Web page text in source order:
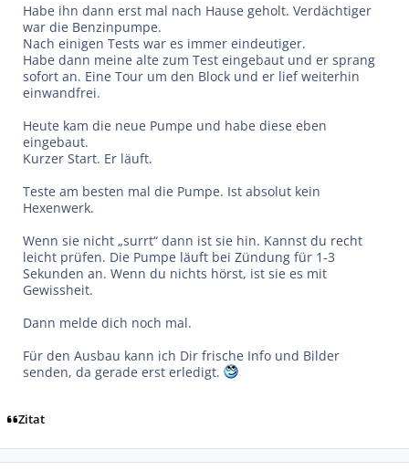
Habe ihn dann erst mal nach Hause geholt. Verdächtiger
war die Benzinpumpe.
Nach einigen Tests war es immer eindeutiger.
Habe dann meine alte zum Test eingebaut und er sprang
sofort an. Eine Tour um den Block und er lief weiterhin
einwandfrei.
Heute kam die neue Pumpe und habe diese eben
eingebaut.
Kurzer Start. Er läuft.
Teste am besten mal die Pumpe. Ist absolut kein
Hexenwerk.
Wenn sie nicht „surrt“ dann ist sie hin. Kannst du recht
leicht prüfen. Die Pumpe läuft bei Zündung für 1-3
Sekunden an. Wenn du nichts hörst, ist sie es mit
Gewissheit.
Dann melde dich noch mal.
Für den Ausbau kann ich Dir frische Info und Bilder
senden, da gerade erst erledigt.
Zitat